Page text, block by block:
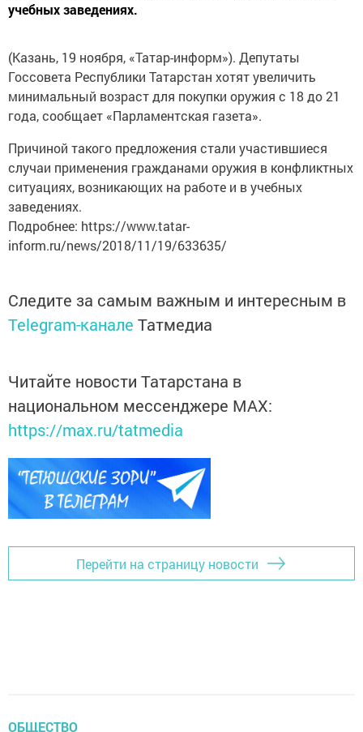
учебных заведениях.
(Казань, 19 ноября, «Татар-информ»). Депутаты
Госсовета Республики Татарстан хотят увеличить
минимальный возраст для покупки оружия с 18 до 21
года, сообщает «Парламентская газета».
Причиной такого предложения стали участившиеся
случаи применения гражданами оружия в конфликтных
ситуациях, возникающих на работе и в учебных
заведениях.
Подробнее: https://www.tatar-
inform.ru/news/2018/11/19/633635/
Следите за самым важным и интересным в
Telegram-канале Татмедиа
Читайте новости Татарстана в
национальном мессенджере MАХ:
https://max.ru/tatmedia
Перейти на страницу новости
ОБЩЕСТВО